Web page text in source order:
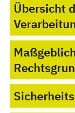
Übersicht